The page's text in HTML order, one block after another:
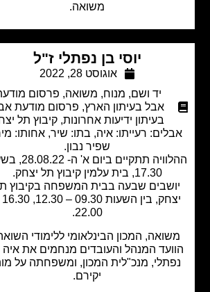
יוסי בן נפתלי ז"ל
אוגוסט 28, 2022
מנוח,משואה ,פרסום מודעת
אבל בעיתון הארץ,פרסום מודעת אבל
בעיתון ידיעות אחרונות,קיבוץ תל יצחק
רעייתו: איה, בתו: שיר, אחותו: מירי
שפיר נבון.
ההלוויה תתקיים ביום א' ה- 28.08.22, בשעה
שבעה בבית המשפחה בקיבוץ תל
יצחק, בין השעות 09.30 – 12.30, 16.30 –
המכון הבינלאומי ללימודי השואה,
המנהל והעובדים מנחמים את איה בן
מנכ"לית המכון, ומשפחתה על מות